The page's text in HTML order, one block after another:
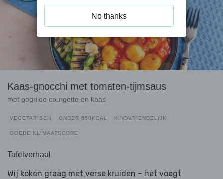
Kaas-gnocchi met tomaten-tijmsaus
met gegrilde courgette en kaas
VEGETARISCH ONDER 650KCAL KINDVRIENDELIJK
GOEDE KLIMAATSCORE
Tafelverhaal
Wij koken graag met verse kruiden – het voegt
No thanks